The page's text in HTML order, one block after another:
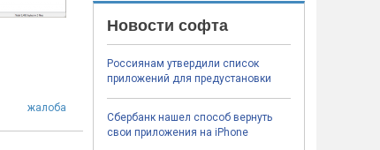
жалоба
Новости софта
Россиянам утвердили список
приложений для предустановки
Сбербанк нашел способ вернуть
свои приложения на iPhone